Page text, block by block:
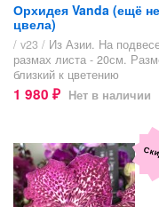
Орхидея Vanda (ещё не
цвела)
/ v23 / Из Азии. На
размах листа - 20см.
близкий к цветению
1 980 ₽ Нет в наличии